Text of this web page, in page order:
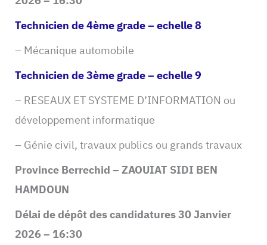
Technicien de 4ème grade – echelle 8
– Mécanique automobile
Technicien de 3ème grade – echelle 9
– RESEAUX ET SYSTEME D’INFORMATION ou
développement informatique
– Génie civil, travaux publics ou grands travaux
Province Berrechid – ZAOUIAT SIDI BEN
HAMDOUN
Délai de dépôt des candidatures 30 Janvier
2026 – 16:30